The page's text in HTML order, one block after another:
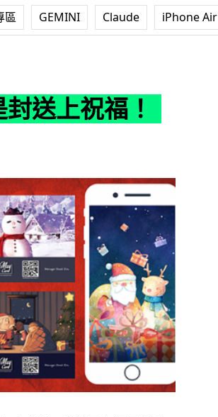
區 GEMINI Claude iPhone Air
送上祝福！